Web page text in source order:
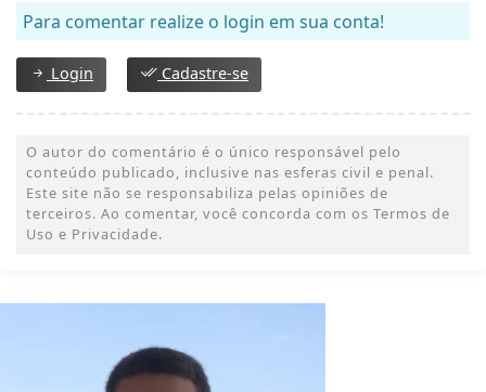
Para comentar realize o login em sua conta!
Login Cadastre-se
O autor do comentário é o único responsável pelo
conteúdo publicado, inclusive nas esferas civil e penal.
Este site não se responsabiliza pelas opiniões de
terceiros. Ao comentar, você concorda com os Termos de
Uso e Privacidade.